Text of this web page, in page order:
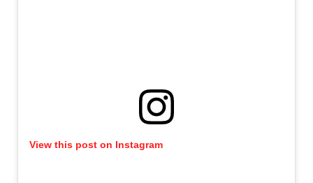
View this post on Instagram